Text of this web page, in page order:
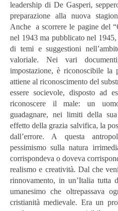
leadership di De Gasperi,
preparazione alla nuova
Anche ascorrere le pagine del
nel 1943 ma pubblicato nel
di temi e suggestioni
valoriale. Nei vari
impostazione, è riconoscibile la
attiene al riconoscimento del
essere socievole, disposto ad
riconoscere il male: un
guadagnare, nei limiti della
effetto della grazia salvifica, la
dall’errore. A questa
pessimismo sulla natura
corrispondeva o doveva
realismo e creatività. Dal che
rinnovamento, in un’Italia tutta
umanesimo che oltrepassava
cristianità medievale. Era un